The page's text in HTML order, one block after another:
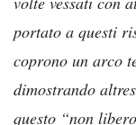
portato a questi
coprono un arco
dimostrando
questo “non